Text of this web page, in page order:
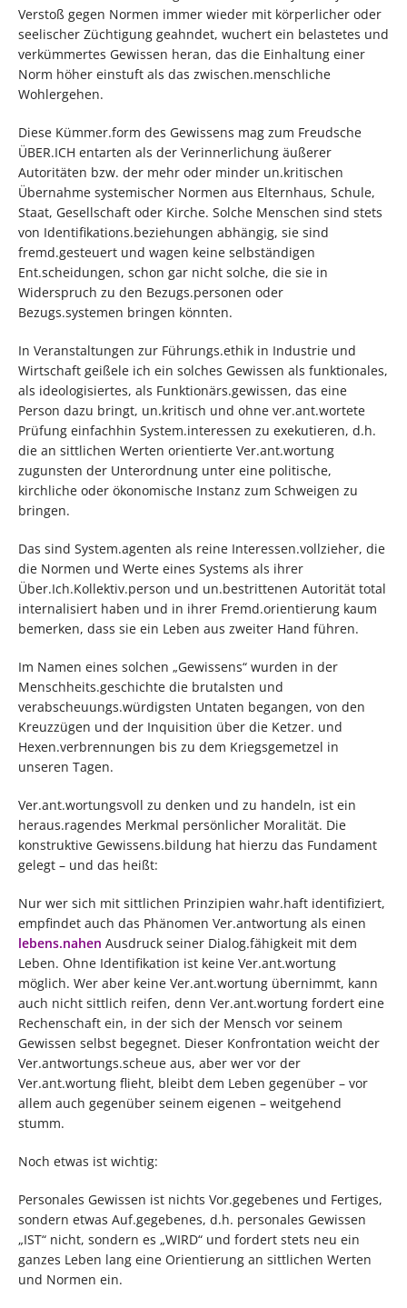
Verstoß gegen Normen immer wieder mit körperlicher oder
seelischer Züchtigung geahndet, wuchert ein belastetes und
verkümmertes Gewissen heran, das die Einhaltung einer
Norm höher einstuft als das zwischen.menschliche
Wohlergehen.
Diese Kümmer.form des Gewissens mag zum Freudsche
ÜBER.ICH entarten als der Verinnerlichung äußerer
Autoritäten bzw. der mehr oder minder un.kritischen
Übernahme systemischer Normen aus Elternhaus, Schule,
Staat, Gesellschaft oder Kirche. Solche Menschen sind stets
von Identifikations.beziehungen abhängig, sie sind
fremd.gesteuert und wagen keine selbständigen
Ent.scheidungen, schon gar nicht solche, die sie in
Widerspruch zu den Bezugs.personen oder
Bezugs.systemen bringen könnten.
In Veranstaltungen zur Führungs.ethik in Industrie und
Wirtschaft geißele ich ein solches Gewissen als funktionales,
als ideologisiertes, als Funktionärs.gewissen, das eine
Person dazu bringt, un.kritisch und ohne ver.ant.wortete
Prüfung einfachhin System.interessen zu exekutieren, d.h.
die an sittlichen Werten orientierte Ver.ant.wortung
zugunsten der Unterordnung unter eine politische,
kirchliche oder ökonomische Instanz zum Schweigen zu
bringen.
Das sind System.agenten als reine Interessen.vollzieher, die
die Normen und Werte eines Systems als ihrer
Über.Ich.Kollektiv.person und un.bestrittenen Autorität total
internalisiert haben und in ihrer Fremd.orientierung kaum
bemerken, dass sie ein Leben aus zweiter Hand führen.
Im Namen eines solchen „Gewissens“ wurden in der
Menschheits.geschichte die brutalsten und
verabscheuungs.würdigsten Untaten begangen, von den
Kreuzzügen und der Inquisition über die Ketzer. und
Hexen.verbrennungen bis zu dem Kriegsgemetzel in
unseren Tagen.
Ver.ant.wortungsvoll zu denken und zu handeln, ist ein
heraus.ragendes Merkmal persönlicher Moralität. Die
konstruktive Gewissens.bildung hat hierzu das Fundament
gelegt – und das heißt:
Nur wer sich mit sittlichen Prinzipien wahr.haft identifiziert,
empfindet auch das Phänomen Ver.antwortung als einen
lebens.nahen Ausdruck seiner Dialog.fähigkeit mit dem
Leben. Ohne Identifikation ist keine Ver.ant.wortung
möglich. Wer aber keine Ver.ant.wortung übernimmt, kann
auch nicht sittlich reifen, denn Ver.ant.wortung fordert eine
Rechenschaft ein, in der sich der Mensch vor seinem
Gewissen selbst begegnet. Dieser Konfrontation weicht der
Ver.antwortungs.scheue aus, aber wer vor der
Ver.ant.wortung flieht, bleibt dem Leben gegenüber – vor
allem auch gegenüber seinem eigenen – weitgehend
stumm.
Noch etwas ist wichtig:
Personales Gewissen ist nichts Vor.gegebenes und Fertiges,
sondern etwas Auf.gegebenes, d.h. personales Gewissen
„IST“ nicht, sondern es „WIRD“ und fordert stets neu ein
ganzes Leben lang eine Orientierung an sittlichen Werten
und Normen ein.